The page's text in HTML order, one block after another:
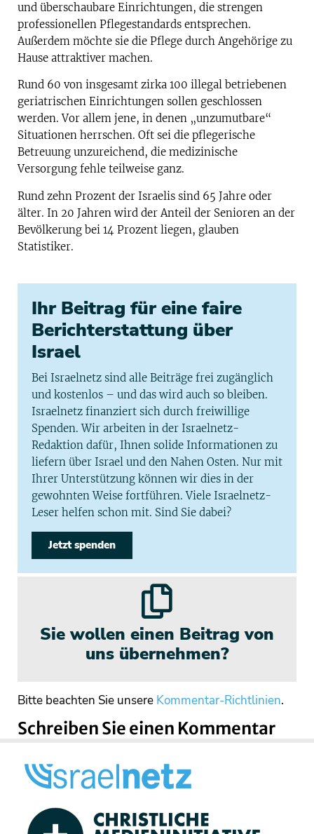
und überschaubare Einrichtungen, die strengen
professionellen Pflegestandards entsprechen.
Außerdem möchte sie die Pflege durch Angehörige zu
Hause attraktiver machen.
Rund 60 von insgesamt zirka 100 illegal betriebenen
geriatrischen Einrichtungen sollen geschlossen
werden. Vor allem jene, in denen „unzumutbare“
Situationen herrschen. Oft sei die pflegerische
Betreuung unzureichend, die medizinische
Versorgung fehle teilweise ganz.
Rund zehn Prozent der Israelis sind 65 Jahre oder
älter. In 20 Jahren wird der Anteil der Senioren an der
Bevölkerung bei 14 Prozent liegen, glauben
Statistiker.
Ihr Beitrag für eine faire
Berichterstattung über
Israel
Bei Israelnetz sind alle Beiträge frei zugänglich
und kostenlos – und das wird auch so bleiben.
Israelnetz finanziert sich durch freiwillige
Spenden. Wir arbeiten in der Israelnetz-
Redaktion dafür, Ihnen solide Informationen zu
liefern über Israel und den Nahen Osten. Nur mit
Ihrer Unterstützung können wir dies in der
gewohnten Weise fortführen. Viele Israelnetz-
Leser helfen schon mit. Sind Sie dabei?
Jetzt spenden
Sie wollen einen Beitrag von
uns übernehmen?
Bitte beachten Sie unsere Kommentar-Richtlinien.
Schreiben Sie einen Kommentar